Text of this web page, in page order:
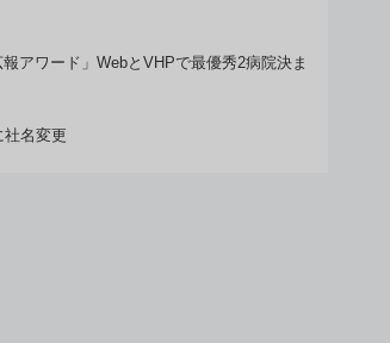
報アワード」WebとVHPで最優秀2病院決ま
社名変更